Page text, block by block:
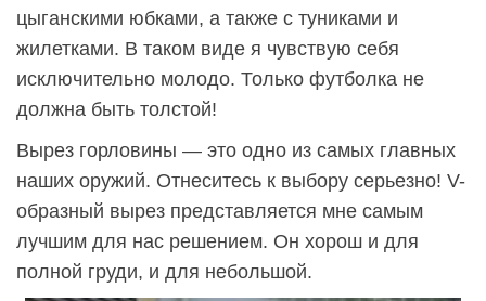
цыганскими юбками, а также с туниками и
жилетками. В таком виде я чувствую себя
исключительно молодо. Только футболка не
должна быть толстой!
Вырез горловины — это одно из самых главных
наших оружий. Отнеситесь к выбору серьезно! V-
образный вырез представляется мне самым
лучшим для нас решением. Он хорош и для
полной груди, и для небольшой.